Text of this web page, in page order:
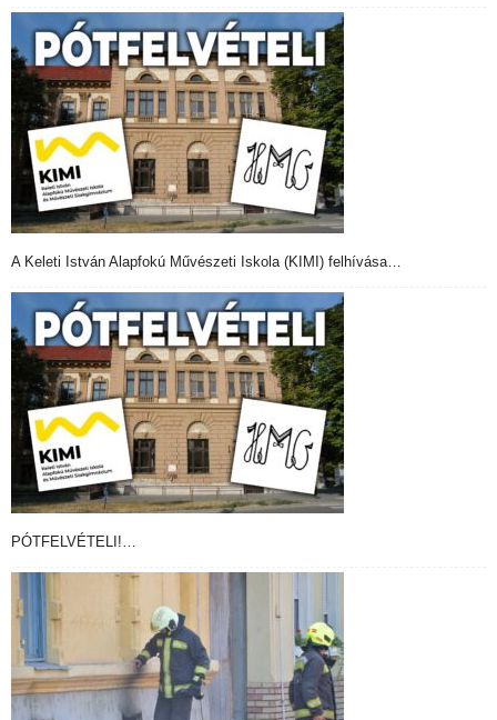
A Keleti István Alapfokú Művészeti Iskola (KIMI) felhívása…
PÓTFELVÉTELI!…